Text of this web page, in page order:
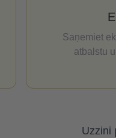
Saņemiet
atbalstu
Uzzini